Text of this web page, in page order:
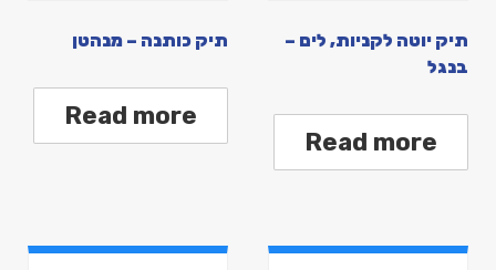
תיק יוטה לקניות, לים –
בנגל
Read more
תיק כותנה – מנהטן
Read more